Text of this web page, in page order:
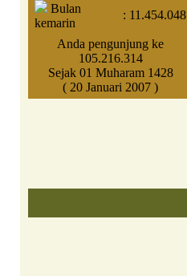
Bulan
kemarin
: 11.454.048
Anda pengunjung ke
105.216.314
Sejak 01 Muharam 1428
( 20 Januari 2007 )